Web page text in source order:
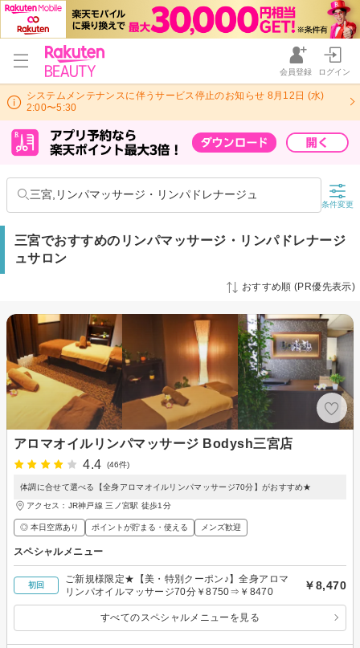
会員登録 ログイン
システムメンテナンスに伴うサービス停止のお知らせ 8月12日 (水)
2:00〜5:30
三宮,リンパマッサージ・リンパドレナージュ
条件変更
三宮でおすすめのリンパマッサージ・リンパドレナージ
ュサロン
おすすめ順 (PR優先表示)
アロマオイルリンパマッサージ Bodysh三宮店
4.4
(46件)
体調に合せて選べる【全身アロマオイルリンパマッサージ70分】がおすすめ★
アクセス：JR神戸線 三ノ宮駅 徒歩1分
◎ 本日空席あり ポイントが貯まる・使える メンズ歓迎
スペシャルメニュー
初回
ご新規様限定★【美・特別クーポン♪】全身アロマ
リンパオイルマッサージ70分￥8750⇒￥8470
￥8,470
すべてのスペシャルメニューを見る